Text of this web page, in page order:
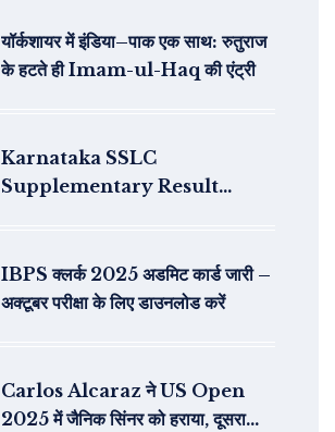
यॉर्कशायर में इंडिया–पाक एक साथ: रुतुराज
के हटते ही Imam-ul-Haq की एंट्री
Karnataka SSLC
Supplementary Result
IBPS क्लर्क 2025 अडमिट कार्ड जारी –
अक्टूबर परीक्षा के लिए डाउनलोड करें
Carlos Alcaraz ने US Open
2025 में जैनिक सिंनर को हराया, दूसरा